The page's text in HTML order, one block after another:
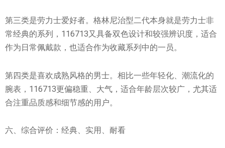
第三类是劳力士爱好者。格林尼治型二代本身就是劳力士非
常经典的系列，116713又具备双色设计和较强辨识度，适合
作为日常佩戴款，也适合作为收藏系列中的一员。
第四类是喜欢成熟风格的男士。相比一些年轻化、潮流化的
腕表，116713更偏稳重、大气，适合年龄层次较广，尤其适
合注重品质感和细节感的用户。
六、综合评价：经典、实用、耐看